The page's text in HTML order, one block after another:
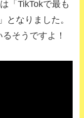
「TikTokで最も
となりました。
そうですよ！